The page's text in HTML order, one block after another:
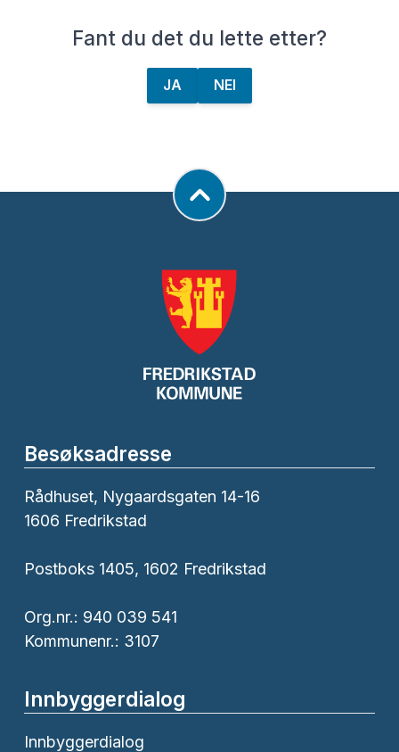
Fant du det du lette etter?
JA NEI
Besøksadresse
Rådhuset, Nygaardsgaten 14-16
1606 Fredrikstad
Postboks 1405, 1602 Fredrikstad
Org.nr.: 940 039 541
Kommunenr.: 3107
Innbyggerdialog
Innbyggerdialog